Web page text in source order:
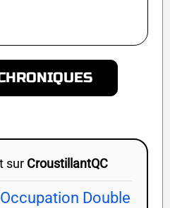
sur CroustillantQC
Double